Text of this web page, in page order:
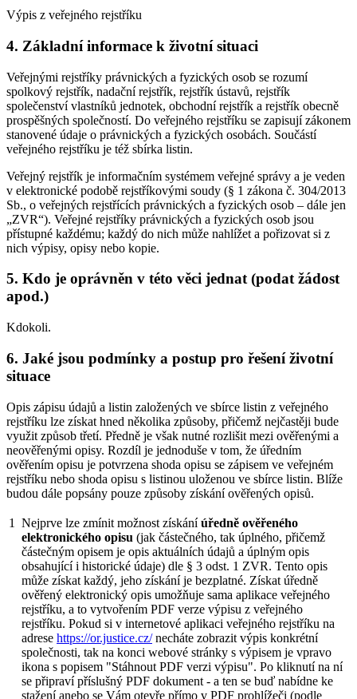
Výpis z veřejného rejstříku
4. Základní informace k životní situaci
Veřejnými rejstříky právnických a fyzických osob se rozumí
spolkový rejstřík, nadační rejstřík, rejstřík ústavů, rejstřík
společenství vlastníků jednotek, obchodní rejstřík a rejstřík obecně
prospěšných společností. Do veřejného rejstříku se zapisují zákonem
stanovené údaje o právnických a fyzických osobách. Součástí
veřejného rejstříku je též sbírka listin.
Veřejný rejstřík je informačním systémem veřejné správy a je veden
v elektronické podobě rejstříkovými soudy (§ 1 zákona č. 304/2013
Sb., o veřejných rejstřících právnických a fyzických osob – dále jen
„ZVR“). Veřejné rejstříky právnických a fyzických osob jsou
přístupné každému; každý do nich může nahlížet a pořizovat si z
nich výpisy, opisy nebo kopie.
5. Kdo je oprávněn v této věci jednat (podat žádost
apod.)
Kdokoli.
6. Jaké jsou podmínky a postup pro řešení životní
situace
Opis zápisu údajů a listin založených ve sbírce listin z veřejného
rejstříku lze získat hned několika způsoby, přičemž nejčastěji bude
využit způsob třetí. Předně je však nutné rozlišit mezi ověřenými a
neověřenými opisy. Rozdíl je jednoduše v tom, že úředním
ověřením opisu je potvrzena shoda opisu se zápisem ve veřejném
rejstříku nebo shoda opisu s listinou uloženou ve sbírce listin. Blíže
budou dále popsány pouze způsoby získání ověřených opisů.
1 Nejprve lze zmínit možnost získáníúředně ověřeného
elektronického opisu (jak částečného, tak úplného, přičemž
částečným opisem je opis aktuálních údajů a úplným opis
obsahující i historické údaje) dle § 3 odst. 1 ZVR. Tento opis
může získat každý, jeho získání je bezplatné. Získat úředně
ověřený elektronický opis umožňuje sama aplikace veřejného
rejstříku, a to vytvořením PDF verze výpisu z veřejného
rejstříku. Pokud si v internetové aplikaci veřejného rejstříku na
adrese https://or.justice.cz/necháte zobrazit výpis konkrétní
společnosti, tak na konci webové stránky s výpisem je vpravo
ikona s popisem "Stáhnout PDF verzi výpisu". Po kliknutí na ní
se připraví příslušný PDF dokument - a ten se buď nabídne ke
stažení anebo se Vám otevře přímo v PDF prohlížeči (podle